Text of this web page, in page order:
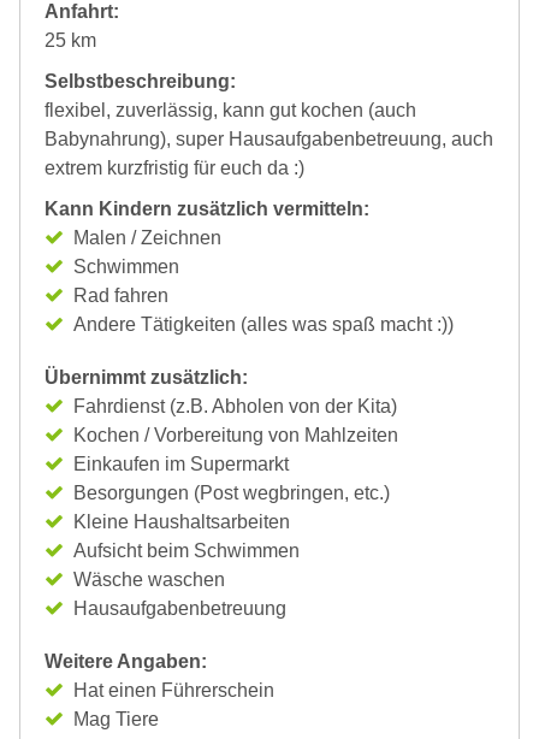
Anfahrt:
25 km
Selbstbeschreibung:
flexibel, zuverlässig, kann gut kochen (auch
Babynahrung), super Hausaufgabenbetreuung, auch
extrem kurzfristig für euch da :)
Kann Kindern zusätzlich vermitteln:
Malen / Zeichnen
Schwimmen
Rad fahren
Andere Tätigkeiten (alles was spaß macht :))
Übernimmt zusätzlich:
Fahrdienst (z.B. Abholen von der Kita)
Kochen / Vorbereitung von Mahlzeiten
Einkaufen im Supermarkt
Besorgungen (Post wegbringen, etc.)
Kleine Haushaltsarbeiten
Aufsicht beim Schwimmen
Wäsche waschen
Hausaufgabenbetreuung
Weitere Angaben:
Hat einen Führerschein
Mag Tiere